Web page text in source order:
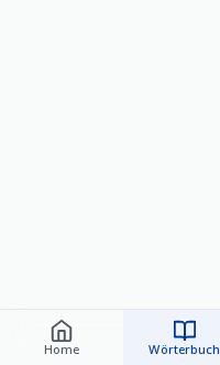
Home Wörterbuch